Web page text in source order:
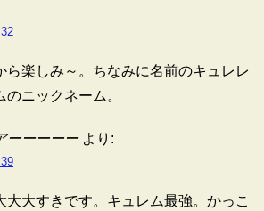
ら楽しみ～。ちなみに名前のキュレレ
ニックネーム。
ーーーーー より:
大大すきです。キュレム最強。かっこ